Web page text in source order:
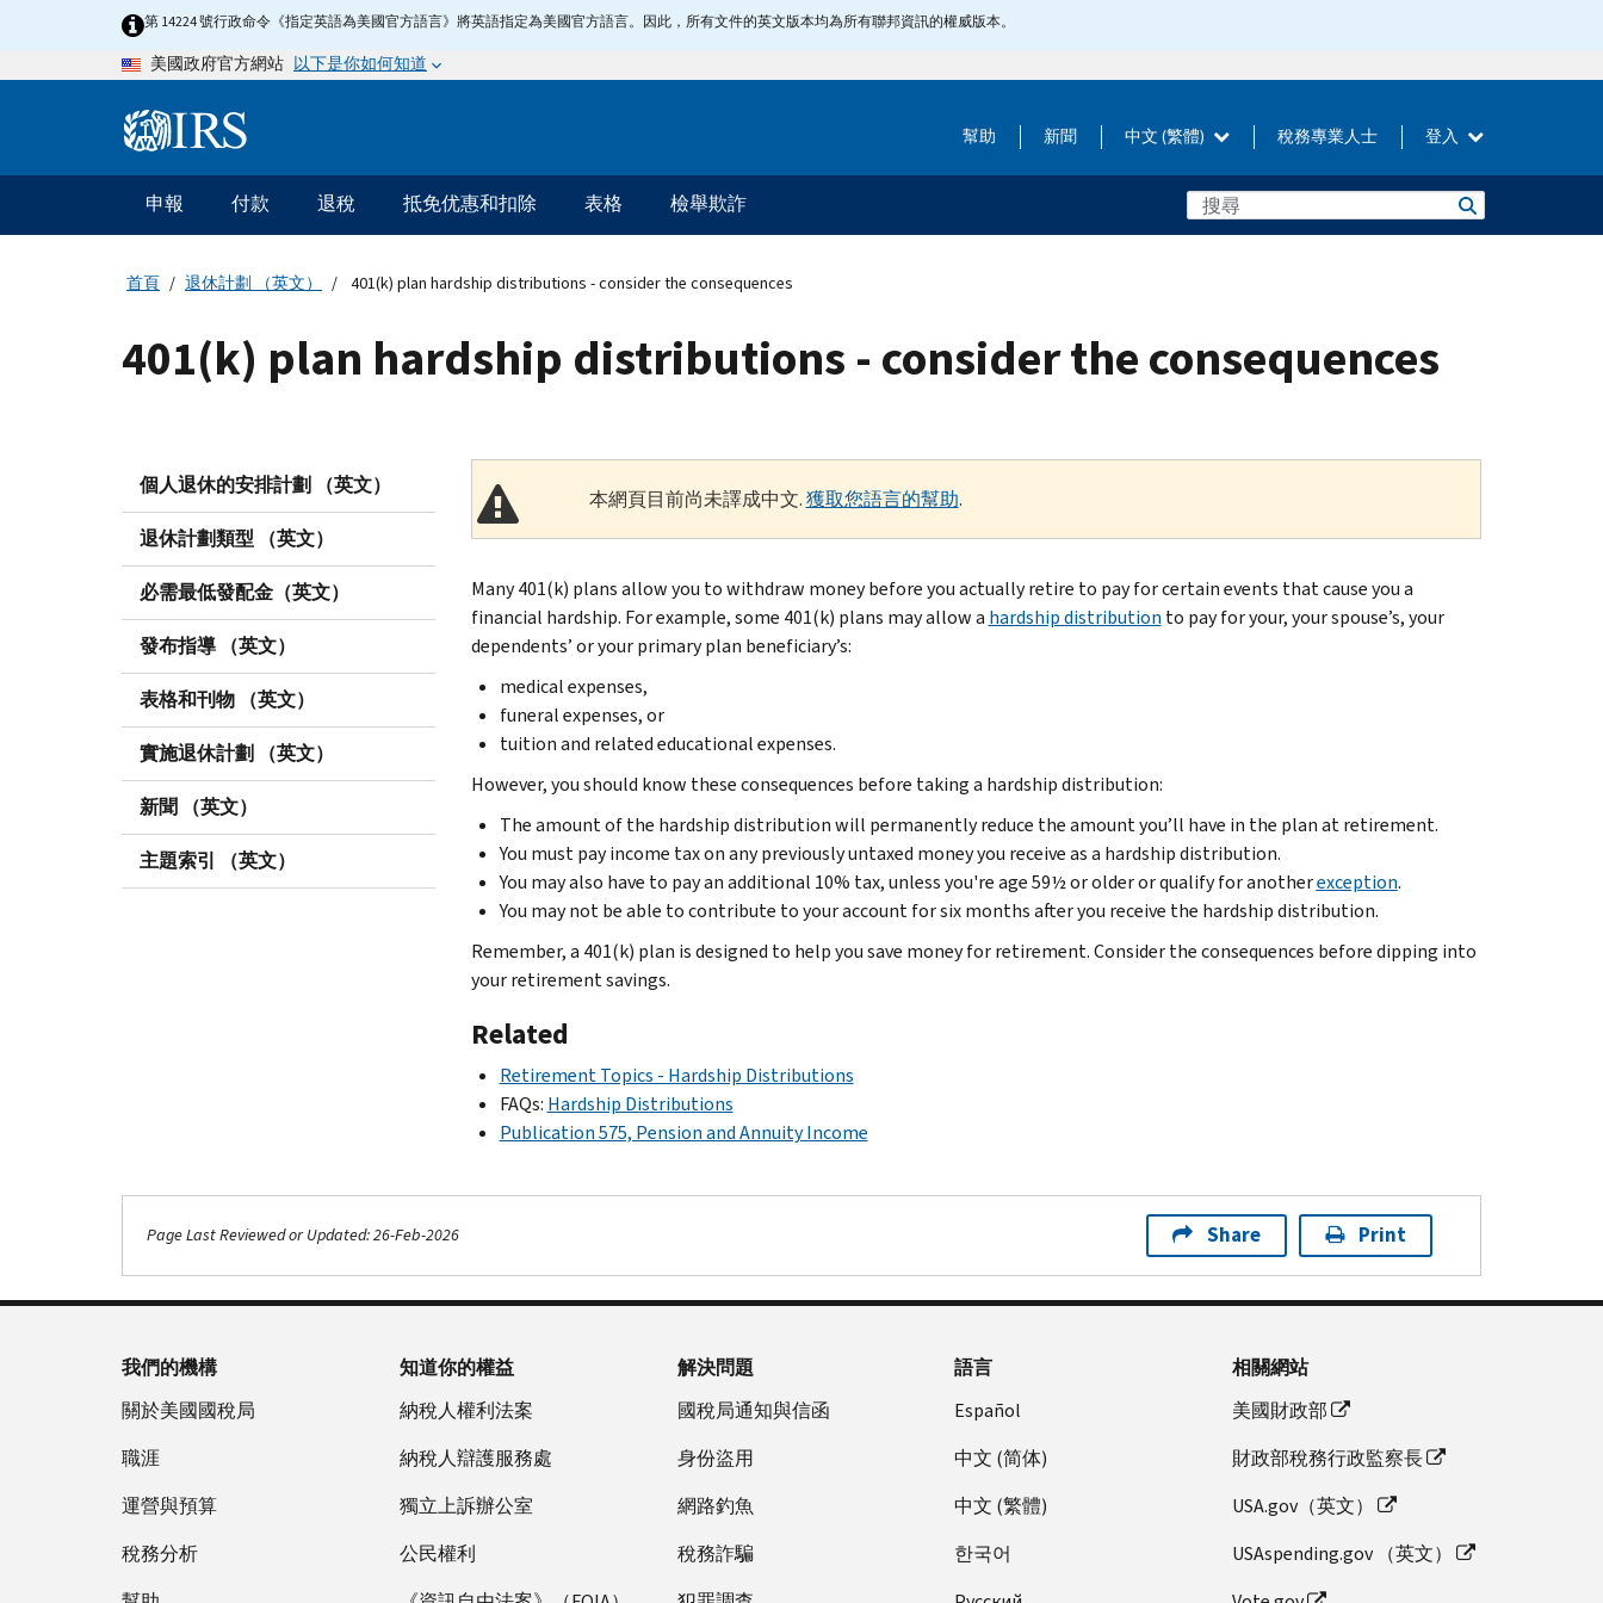
第 14224 號行政命令《指定英語為美國官方語言》將英語指定為美國官方語言。因此，所有文件的英文版本均為所有聯邦資訊的權威版本。
美國政府官方網站 以下是你如何知道
Information 幫助 新聞 中文 (繁體) 稅務專業人士 登入
主
要
導
申報 付款 退稅 抵免优惠和扣除 表格 檢舉欺詐
首頁 退休計劃 （英文） 401(k) plan hardship distributions - consider the consequences
401(k) plan hardship distributions - consider the consequences
個人退休的安排計劃 （英文）
退休計劃類型 （英文）
必需最低發配金（英文）
發布指導 （英文）
表格和刊物 （英文）
實施退休計劃 （英文）
新聞 （英文）
主題索引 （英文）
本網頁目前尚未譯成中文.獲取您語言的幫助.
Many 401(k) plans allow you to withdraw money before you actually retire to pay for certain events that cause you a
financial hardship. For example, some 401(k) plans may allow a hardship distribution to pay for your, your spouse’s, your
dependents’ or your primary plan beneficiary’s:
medical expenses,
funeral expenses, or
tuition and related educational expenses.
However, you should know these consequences before taking a hardship distribution:
The amount of the hardship distribution will permanently reduce the amount you’ll have in the plan at retirement.
You must pay income tax on any previously untaxed money you receive as a hardship distribution.
You may also have to pay an additional 10% tax, unless you're age 59½ or older or qualify for anotherexception.
You may not be able to contribute to your account for six months after you receive the hardship distribution.
Remember, a 401(k) plan is designed to help you save money for retirement. Consider the consequences before dipping into
your retirement savings.
Related
Retirement Topics - Hardship Distributions
FAQs: Hardship Distributions
Publication 575, Pension and Annuity Income
Page Last Reviewed or Updated: 26-Feb-2026 Share Print
我們的機構
關於美國國稅局
職涯
運營與預算
稅務分析
知道你的權益
納稅人權利法案
納稅人辯護服務處
獨立上訴辦公室
公民權利
解決問題
國稅局通知與信函
身份盜用
網路釣魚
稅務詐騙
語言
Español
中文 (简体)
中文 (繁體)
한국어
相關網站
美國財政部
財政部稅務行政監察長
USA.gov（英文）
USAspending.gov （英文）